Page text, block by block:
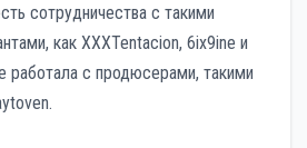
сотрудничества с такими
как XXXTentacion, 6ix9ine и
работала с продюсерами, такими